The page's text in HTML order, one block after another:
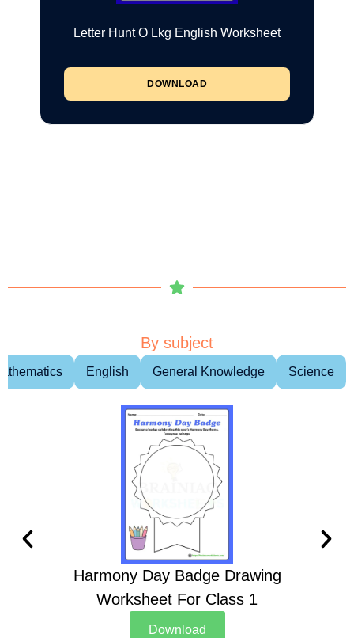
Letter Hunt O Lkg English Worksheet
DOWNLOAD
By subject
English General Knowledge Science
Harmony Day Badge Drawing
Worksheet For Class 1
Download